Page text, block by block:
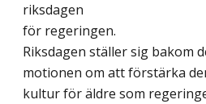
riksdagen
för regeringen.
Riksdagen ställer sig bakom
motionen om att förstärka
kultur för äldre som